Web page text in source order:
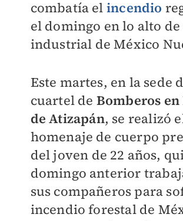
combatía el incendio
el domingo en lo alto
industrial de México
Este martes, en la sede
cuartel de Bomberos en
de Atizapán, se realizó
homenaje de cuerpo
del joven de 22 años,
domingo anterior
sus compañeros para
incendio forestal de